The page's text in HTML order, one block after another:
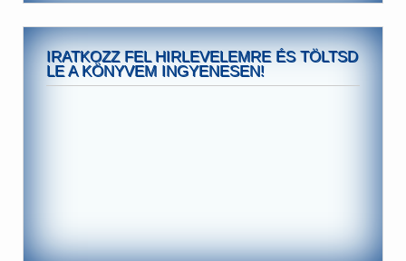
IRATKOZZ FEL HIRLEVELEMRE ÉS TÖLTSD
LE A KÖNYVEM INGYENESEN!